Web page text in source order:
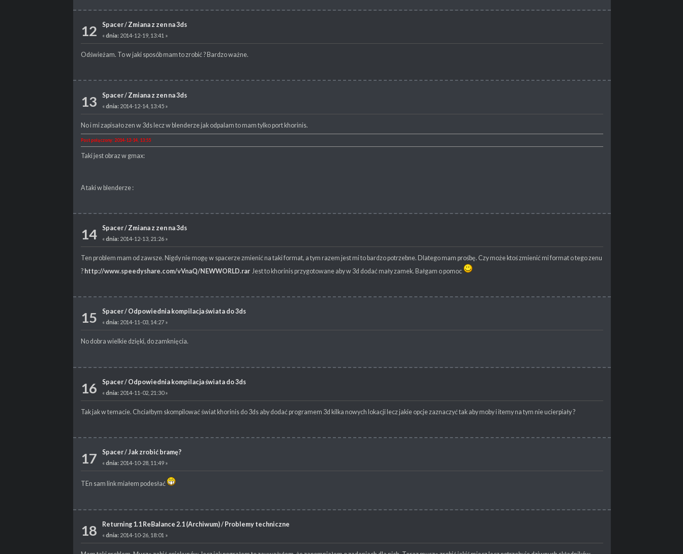
12 Spacer/Zmiana z zen na 3ds
«dnia: 2014-12-19, 13:41 »
Odświeżam. To w jaki sposób mam to zrobić ? Bardzo ważne.
13 Spacer/ Zmiana z zen na 3ds
«dnia: 2014-12-14, 13:45 »
No i mi zapisało zen w 3ds lecz w blenderze jak odpalam to mam tylko port khorinis.
Post połączony: 2014-12-14, 13:55
Taki jest obraz w gmax:
A taki w blenderze :
14 Spacer/Zmiana z zen na 3ds
«dnia: 2014-12-13, 21:26 »
Ten problem mam od zawsze. Nigdy nie mogę w spacerze zmienić na taki format, a tym razem jest mi to bardzo potrzebne. Dlatego mam prośbę. Czy może ktoś zmienić mi format o tego zenu
? http://www.speedyshare.com/vVnaQ/NEWWORLD.rar Jest to khorinis przygotowane aby w 3d dodać mały zamek. Bałgam o pomoc
15 Spacer/ Odpowiednia kompilacja świata do 3ds
«dnia: 2014-11-03, 14:27 »
No dobra wielkie dzięki, do zamknięcia.
16 Spacer/ Odpowiednia kompilacja świata do 3ds
«dnia: 2014-11-02, 21:30 »
Tak jak w temacie. Chciałbym skompilować świat khorinis do 3ds aby dodać programem 3d kilka nowych lokacji lecz jakie opcje zaznaczyć tak aby moby i itemy na tym nie ucierpiały ?
17 Spacer/Jak zrobić bramę?
«dnia: 2014-10-28, 11:49 »
TEn sam link miałem podesłać
18 Returning 1.1 ReBalance 2.1 (Archiwum)/ Problemy techniczne
«dnia: 2014-10-26, 18:01 »